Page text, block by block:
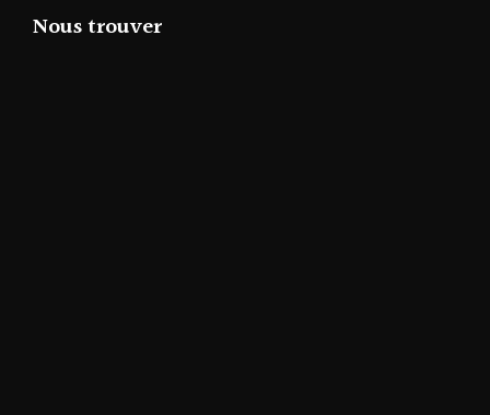
Nous trouver